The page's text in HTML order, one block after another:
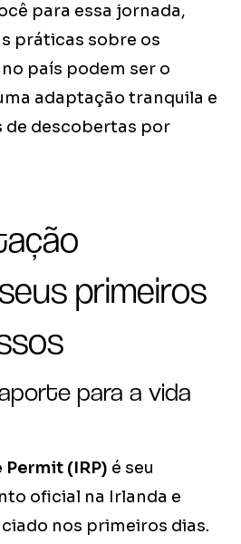
para essa jornada,
práticas sobre os
país podem ser o
adaptação tranquila e
de descobertas por
primeiros
para a vida
(IRP) é seu
oficial na Irlanda e
nos primeiros dias.